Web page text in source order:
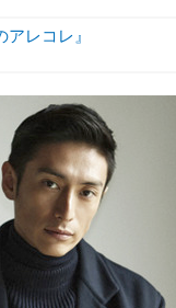
アレコレ』